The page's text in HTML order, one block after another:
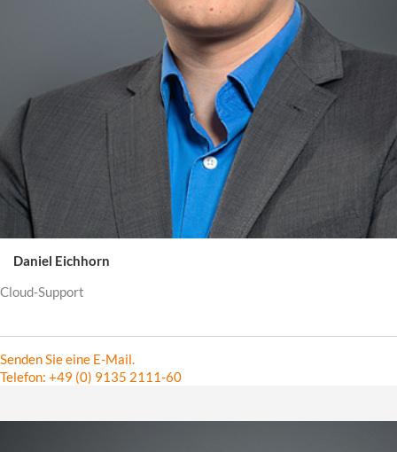
Daniel Eichhorn
Cloud-Support
Senden Sie eine E-Mail.
Telefon: +49 (0) 9135 2111-60